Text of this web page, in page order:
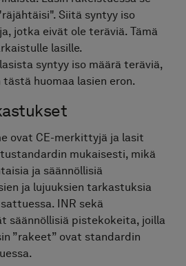
Siitä syntyy iso
jotka eivät ole teräviä. Tämä
lasille.
syntyy iso määrä teräviä,
huomaa lasien eron.
ovat CE-merkittyjä ja lasit
mukaisesti, mikä
​​ja säännöllisiä
ja lujuuksien tarkastuksia
INR sekä
säännöllisiä pistekokeita, joilla
”rakeet” ovat standardin